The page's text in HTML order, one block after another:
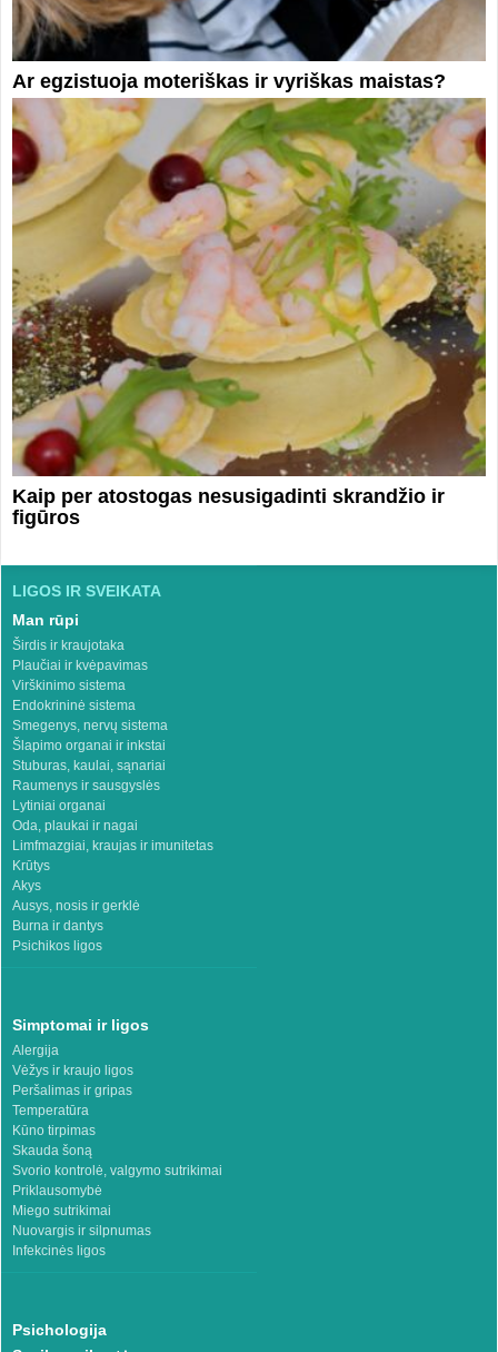
Ar egzistuoja moteriškas ir vyriškas maistas?
Kaip per atostogas nesusigadinti skrandžio ir
figūros
LIGOS IR SVEIKATA
Man rūpi
Širdis ir kraujotaka
Plaučiai ir kvėpavimas
Virškinimo sistema
Endokrininė sistema
Smegenys, nervų sistema
Šlapimo organai ir inkstai
Stuburas, kaulai, sąnariai
Raumenys ir sausgyslės
Lytiniai organai
Oda, plaukai ir nagai
Limfmazgiai, kraujas ir imunitetas
Krūtys
Akys
Ausys, nosis ir gerklė
Burna ir dantys
Psichikos ligos
Simptomai ir ligos
Alergija
Vėžys ir kraujo ligos
Peršalimas ir gripas
Temperatūra
Kūno tirpimas
Skauda šoną
Svorio kontrolė, valgymo sutrikimai
Priklausomybė
Miego sutrikimai
Nuovargis ir silpnumas
Infekcinės ligos
Psichologija